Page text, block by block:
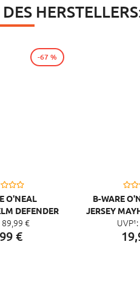
O'NEAL
DEFENDER
89, 99 €
99€
-67 %
B-WARE
JERSEY
UVP¹:
19,